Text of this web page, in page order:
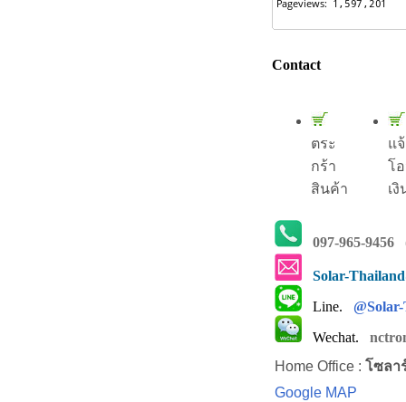
Contact
ตระ
กร้า
สินค้า
แ
โ
เงิ
097-965-9456
Solar-
Line.
Wechat.
Home Office : โซลา
Google MAP